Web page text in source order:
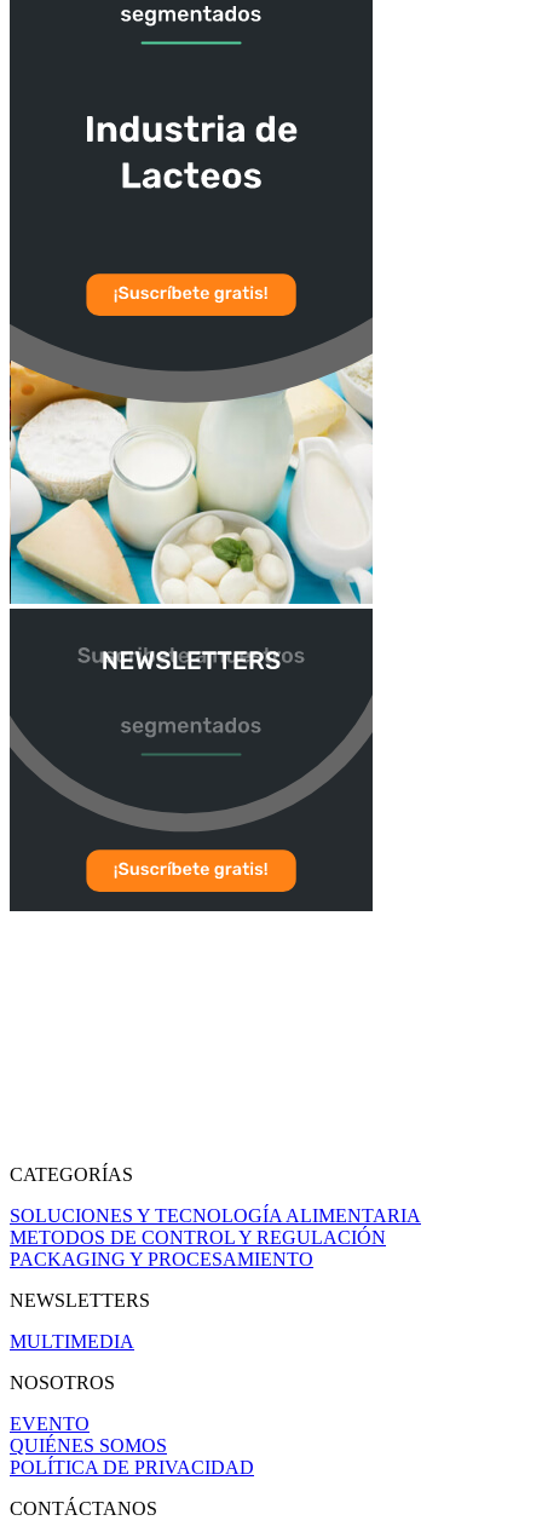
CATEGORÍAS
SOLUCIONES Y TECNOLOGÍA ALIMENTARIA
METODOS DE CONTROL Y REGULACIÓN
PACKAGING Y PROCESAMIENTO
NEWSLETTERS
MULTIMEDIA
NOSOTROS
EVENTO
QUIÉNES SOMOS
POLÍTICA DE PRIVACIDAD
CONTÁCTANOS